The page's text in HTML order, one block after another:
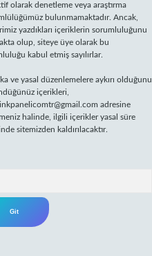
olarak denetleme veya araştırma
bulunmamaktadır. Ancak,
yazdıkları içeriklerin sorumluluğunu
olup, siteye üye olarak bu
kabul etmiş sayılırlar.
ve yasal düzenlemelere aykırı olduğunu
içerikleri,
adresine
halinde, ilgili içerikler yasal süre
sitemizden kaldırılacaktır.